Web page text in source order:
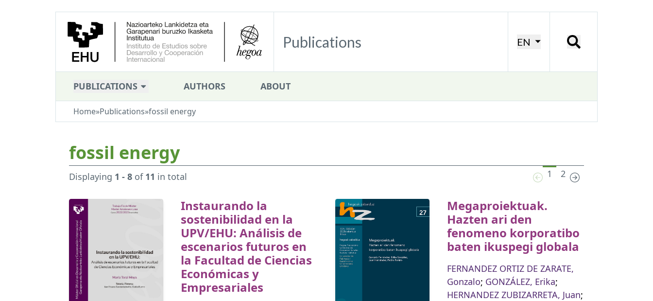
Publications EN
PUBLICATIONS AUTHORS ABOUT
Home»Publications»fossil energy
fossil energy
Displaying 1 - 8 of 11 in total 1 2
Instaurando la
sostenibilidad en la
UPV/EHU: Análisis de
escenarios futuros en
la Facultad de Ciencias
Económicas y
Empresariales
Megaproiektuak.
Hazten ari den
fenomeno korporatibo
baten ikuspegi globala
FERNANDEZ ORTIZ DE ZARATE,
Gonzalo; GONZÁLEZ, Erika;
HERNANDEZ ZUBIZARRETA, Juan;